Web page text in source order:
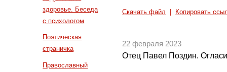
здоровье. Беседа
с психологом
Поэтическая
страничка
Православный
Скачать файл Копировать
22 февраля 2023
Отец Павел Поздин.